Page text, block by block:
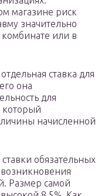
магазине риск
значительно
или в
ставка для
она
для
который
начисленной
обязательных
Размер самой